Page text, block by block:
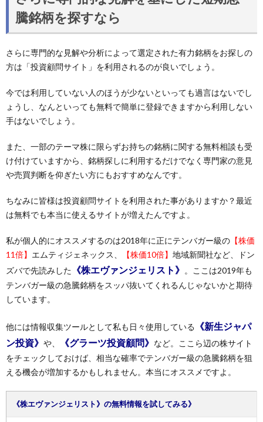
騰銘柄を探すなら
さらに専門的な見解や分析によって選定された有力銘柄をお探しの
方は「投資顧問サイト」を利用されるのが良いでしょう。
今では利用していない人のほうが少ないといっても過言はないでし
ょうし、なんといっても無料で簡単に登録できますから利用しない
手はないでしょう。
また、一部のテーマ株に限らずお持ちの銘柄に関する無料相談も受
け付けていますから、銘柄探しに利用するだけでなく専門家の意見
や売買判断を仰ぎたい方にもおすすめなんです。
ちなみに皆様は投資顧問サイトを利用された事がありますか？最近
は無料でも本当に使えるサイトが増えたんですよ。
私が個人的にオススメするのは2018年に正にテンバガー級の 【株価
11倍】 エムティジェネックス、 【株価10倍】 地域新聞社など、ドン
ズバで先読みした 《株エヴァンジェリスト》 。ここは2019年も
テンバガー級の急騰銘柄をスッパ抜いてくれるんじゃないかと期待
しています。
他には情報収集ツールとして私も日々使用している 《新生ジャパ
ン投資》 や、 《グラーツ投資顧問》 など。ここら辺の株サイト
をチェックしておけば、相当な確率でテンバガー級の急騰銘柄を狙
える機会が増加するかもしれません。本当にオススメですよ。
《株エヴァンジェリスト》の無料情報を試してみる》